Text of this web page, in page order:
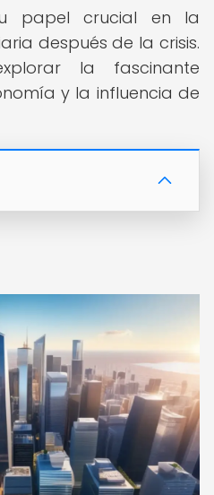
papel crucial en la
después de la crisis.
la fascinante
y la influencia de